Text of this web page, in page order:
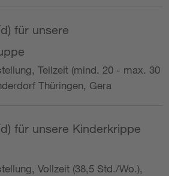
für unsere
Teilzeit (mind. 20 - max. 30
Thüringen, Gera
für unsere Kinderkrippe
Vollzeit (38,5 Std./Wo.),